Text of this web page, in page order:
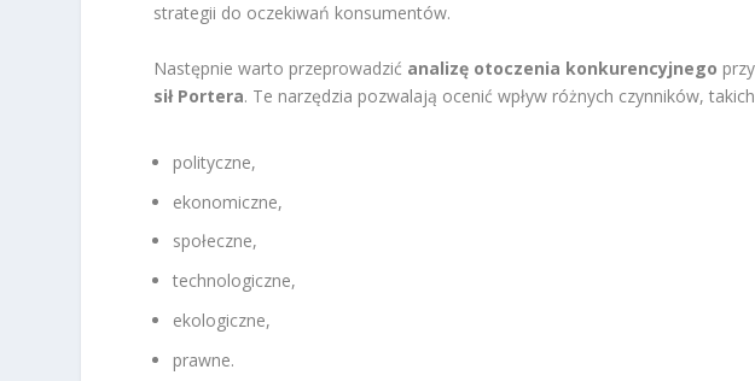
strategii do oczekiwań konsumentów.
Następnie warto przeprowadzić analizę otoczenia konkurencyjnego
sił Portera. Te narzędzia pozwalają ocenić wpływ różnych czynników,
polityczne,
ekonomiczne,
społeczne,
technologiczne,
ekologiczne,
prawne.